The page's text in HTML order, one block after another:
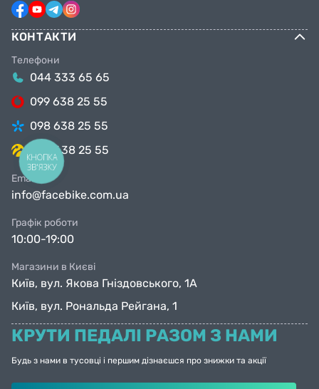
КОНТАКТИ
Телефони
044 333 65 65
099 638 25 55
098 638 25 55
063 638 25 55
Email
info@facebike.com.ua
Графік роботи
10:00-19:00
Магазини в Києві
Київ, вул. Якова Гніздовського, 1А
Київ, вул. Рональда Рейгана, 1
КРУТИ ПЕДАЛІ РАЗОМ З НАМИ
Будь з нами в тусовці і першим дізнаєшся про знижки та акції
КНОПКА
ЗВ'ЯЗКУ